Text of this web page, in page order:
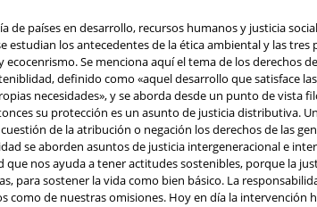
países en desarrollo, recursos humanos y justicia
estudian los antecedentes de la ética ambiental y las
Se menciona aquí el tema de los derechos
definido como «aquel desarrollo que satisface
necesidades», y se aborda desde un punto de vista
su protección es un asunto de justicia distributiva.
de la atribución o negación los derechos de las
se aborden asuntos de justicia intergeneracional e
nos ayuda a tener actitudes sostenibles, porque la
para sostener la vida como bien básico. La
como de nuestras omisiones. Hoy en día la intervención